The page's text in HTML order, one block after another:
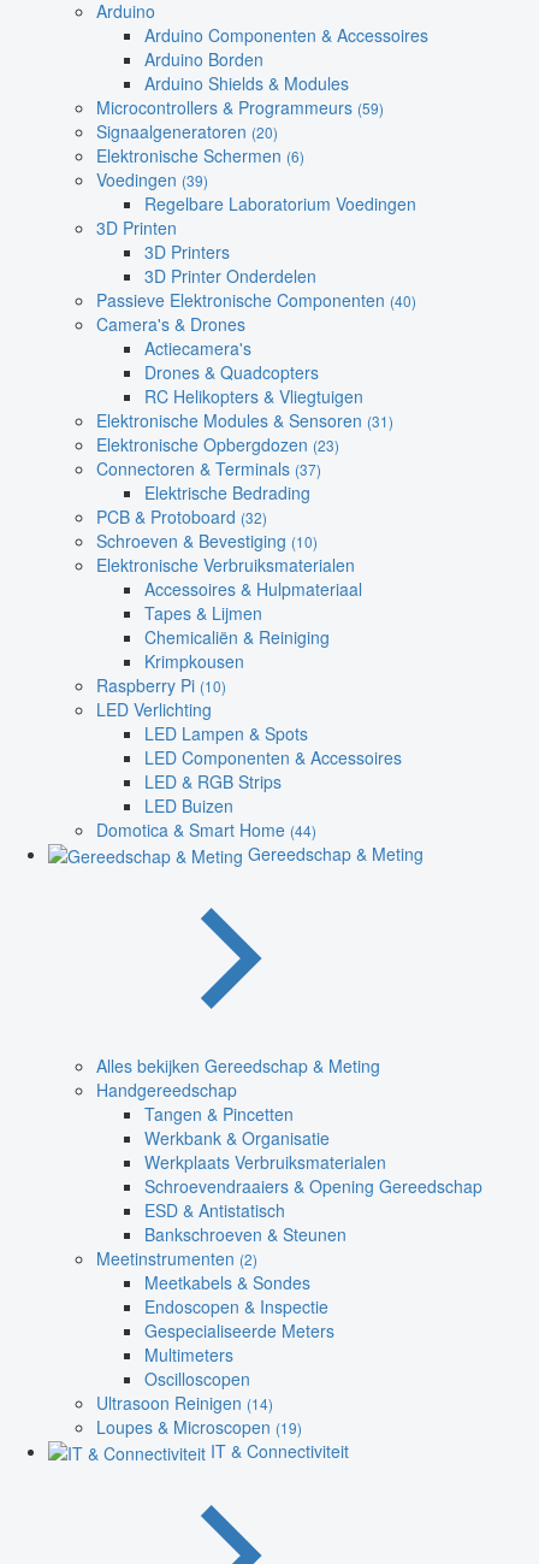
Arduino
Arduino Componenten & Accessoires
Arduino Borden
Arduino Shields & Modules
Microcontrollers & Programmeurs (59)
Signaalgeneratoren (20)
Elektronische Schermen (6)
Voedingen (39)
Regelbare Laboratorium Voedingen
3D Printen
3D Printers
3D Printer Onderdelen
Passieve Elektronische Componenten (40)
Camera's & Drones
Actiecamera's
Drones & Quadcopters
RC Helikopters & Vliegtuigen
Elektronische Modules & Sensoren (31)
Elektronische Opbergdozen (23)
Connectoren & Terminals (37)
Elektrische Bedrading
PCB & Protoboard (32)
Schroeven & Bevestiging (10)
Elektronische Verbruiksmaterialen
Accessoires & Hulpmateriaal
Tapes & Lijmen
Chemicaliën & Reiniging
Krimpkousen
Raspberry Pi (10)
LED Verlichting
LED Lampen & Spots
LED Componenten & Accessoires
LED & RGB Strips
LED Buizen
Domotica & Smart Home (44)
Gereedschap & Meting
Alles bekijken Gereedschap & Meting
Handgereedschap
Tangen & Pincetten
Werkbank & Organisatie
Werkplaats Verbruiksmaterialen
Schroevendraaiers & Opening Gereedschap
ESD & Antistatisch
Bankschroeven & Steunen
Meetinstrumenten (2)
Meetkabels & Sondes
Endoscopen & Inspectie
Gespecialiseerde Meters
Multimeters
Oscilloscopen
Ultrasoon Reinigen (14)
Loupes & Microscopen (19)
IT & Connectiviteit